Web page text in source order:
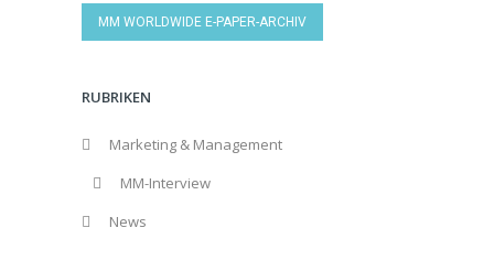
MM WORLDWIDE E-PAPER-ARCHIV
RUBRIKEN
Marketing & Management
MM-Interview
News